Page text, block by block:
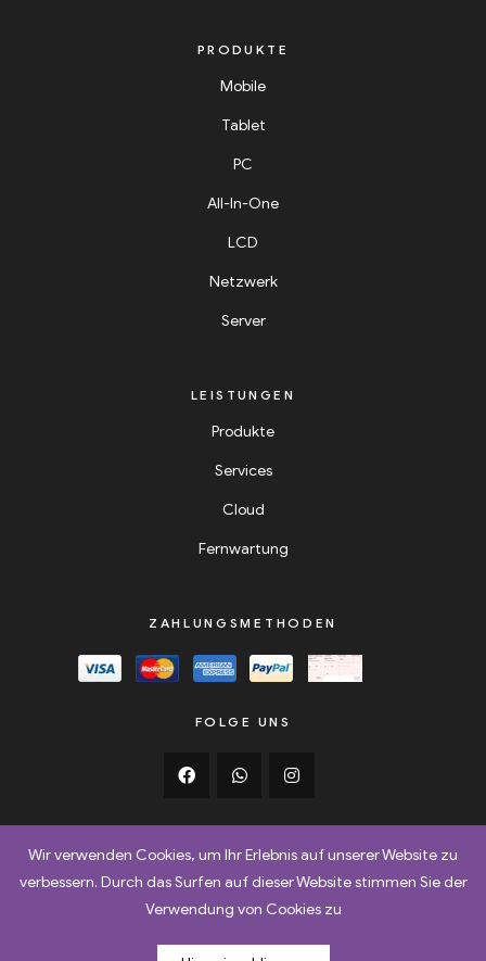
PRODUKTE
Mobile
Tablet
PC
All-In-One
LCD
Netzwerk
Server
LEISTUNGEN
Produkte
Services
Cloud
Fernwartung
ZAHLUNGSMETHODEN
FOLGE UNS
AGB Retoure
Versand & Lieferbedingungen
Datenschutz
Impressum
Wir verwenden Cookies, um Ihr Erlebnis auf unserer Website zu
verbessern. Durch das Surfen auf dieser Website stimmen Sie der
Verwendung von Cookies zu